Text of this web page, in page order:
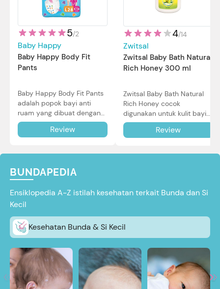
5/2
Baby Happy
Baby Happy Body Fit
Pants
Baby Happy Body Fit Pants
adalah popok bayi anti
ruam yang dibuat dengan
teknologi Air Through
Technology.Review
4/14
Zwitsal
Zwitsal Baby Bath Natural
Rich Honey 300 ml
Zwitsal Baby Bath Natural
Rich Honey cocok
digunakan untuk kulit bayi
baru lahir bahkan kulit
sensitif sekalipun. Simak
Review
BUNDAPEDIA
Ensiklopedia A-Z istilah kesehatan terkait Bunda dan Si
Kecil
Kesehatan Bunda & Si Kecil